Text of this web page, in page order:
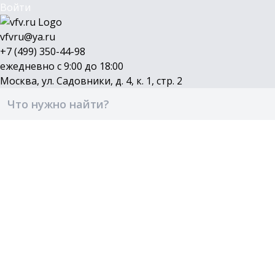
Войти
vfvru@ya.ru
+7 (499) 350-44-98
ежедневно с 9:00 до 18:00
Москва, ул. Садовники, д. 4, к. 1, стр. 2